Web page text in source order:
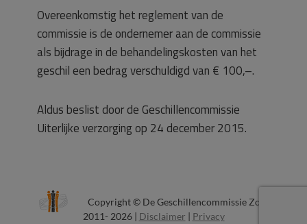
Overeenkomstig het reglement van de
commissie is de ondernemer aan de commissie
als bijdrage in de behandelingskosten van het
geschil een bedrag verschuldigd van € 100,–.
Aldus beslist door de Geschillencommissie
Uiterlijke verzorging op 24 december 2015.
Copyright © De Geschillencommissie Zorg
2011- 2026 | Disclaimer | Privacy